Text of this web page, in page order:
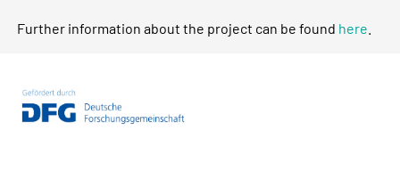
Further information about the project can be found here